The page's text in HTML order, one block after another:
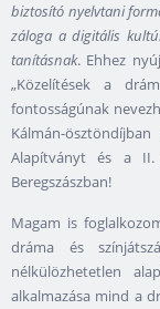
biztosító nyelvtani
záloga a digitális
tanításnak. Ehhez
„Közelítések a
fontosságúnak
Kálmán-
Alapítványt és a II.
Beregszászban!
Magam is
dráma és
nélkülözhetetlen
alkalmazása mind a